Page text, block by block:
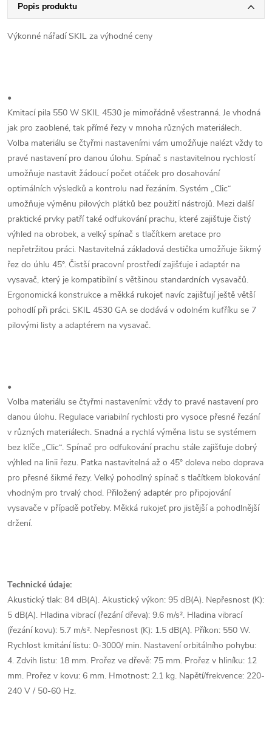
Popis produktu
Výkonné nářadí SKIL za výhodné ceny
•
Kmitací pila 550 W SKIL 4530 je mimořádně všestranná. Je vhodná
jak pro zaoblené, tak přímé řezy v mnoha různých materiálech.
Volba materiálu se čtyřmi nastaveními vám umožňuje nalézt vždy to
pravé nastavení pro danou úlohu. Spínač s nastavitelnou rychlostí
umožňuje nastavit žádoucí počet otáček pro dosahování
optimálních výsledků a kontrolu nad řezáním. Systém „Clic“
umožňuje výměnu pilových plátků bez použití nástrojů. Mezi další
praktické prvky patří také odfukování prachu, které zajišťuje čistý
výhled na obrobek, a velký spínač s tlačítkem aretace pro
nepřetržitou práci. Nastavitelná základová destička umožňuje šikmý
řez do úhlu 45°. Čistší pracovní prostředí zajišťuje i adaptér na
vysavač, který je kompatibilní s většinou standardních vysavačů.
Ergonomická konstrukce a měkká rukojeť navíc zajišťují ještě větší
pohodlí při práci. SKIL 4530 GA se dodává v odolném kufříku se 7
pilovými listy a adaptérem na vysavač.
•
Volba materiálu se čtyřmi nastaveními: vždy to pravé nastavení pro
danou úlohu. Regulace variabilní rychlosti pro vysoce přesné řezání
v různých materiálech. Snadná a rychlá výměna listu se systémem
bez klíče „Clic“. Spínač pro odfukování prachu stále zajišťuje dobrý
výhled na linii řezu. Patka nastavitelná až o 45° doleva nebo doprava
pro přesné šikmé řezy. Velký pohodlný spínač s tlačítkem blokování
vhodným pro trvalý chod. Přiložený adaptér pro připojování
vysavače v případě potřeby. Měkká rukojeť pro jistější a pohodlnější
držení.
Technické údaje:
Akustický tlak: 84 dB(A). Akustický výkon: 95 dB(A). Nepřesnost (K):
5 dB(A). Hladina vibrací (řezání dřeva): 9.6 m/s². Hladina vibrací
(řezání kovu): 5.7 m/s². Nepřesnost (K): 1.5 dB(A). Příkon: 550 W.
Rychlost kmitání listu: 0-3000/ min. Nastavení orbitálního pohybu:
4. Zdvih listu: 18 mm. Prořez ve dřevě: 75 mm. Prořez v hliníku: 12
mm. Prořez v kovu: 6 mm. Hmotnost: 2.1 kg. Napětí/frekvence: 220-
240 V / 50-60 Hz.